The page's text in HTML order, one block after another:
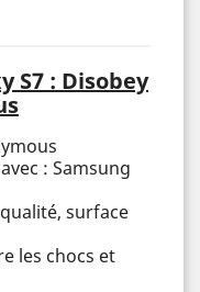
S7 : Disobey
: Samsung
surface
les chocs et